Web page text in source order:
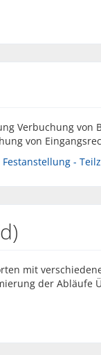
Verbuchung von
von
-
mit
der Abläufe